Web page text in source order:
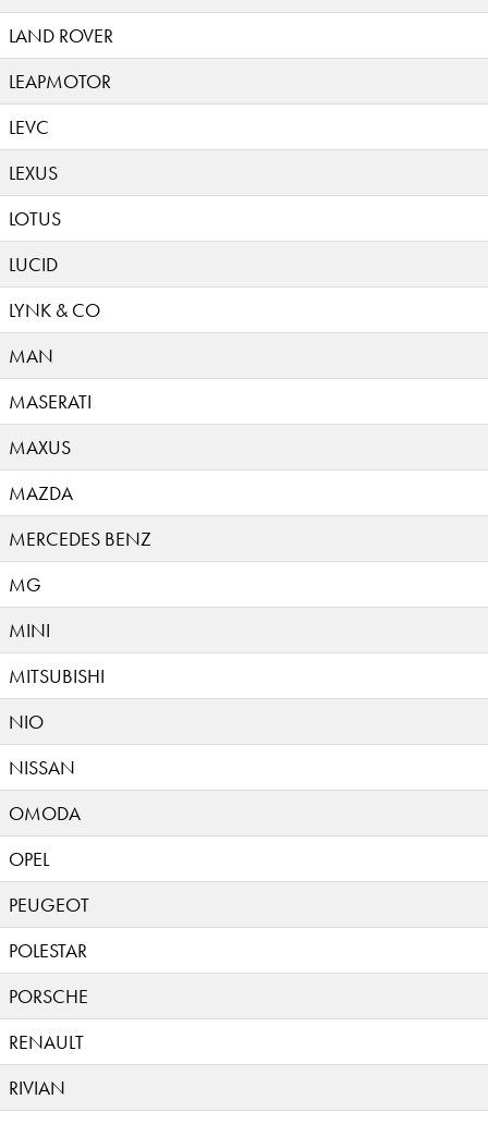
LAND ROVER
LEAPMOTOR
LEVC
LEXUS
LOTUS
LUCID
LYNK & CO
MAN
MASERATI
MAXUS
MAZDA
MERCEDES BENZ
MG
MINI
MITSUBISHI
NIO
NISSAN
OMODA
OPEL
PEUGEOT
POLESTAR
PORSCHE
RENAULT
RIVIAN